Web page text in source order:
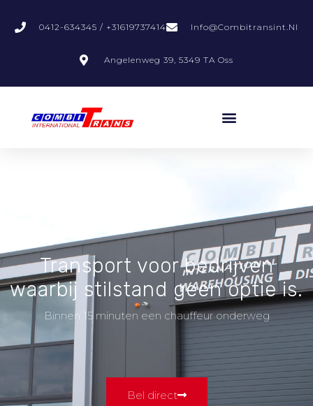
0412-634345 / +31619737414 Info@combitransint.nl
Angelenweg 39, 5349 TA Oss
Transport voor bedrijven
waarbij stilstand geen optie is.
Binnen 15 minuten een chauffeur onderweg
Bel direct